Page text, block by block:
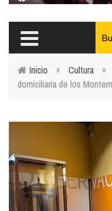
Usted está aquí
Inicio » Cultura »
domiciliaria de los